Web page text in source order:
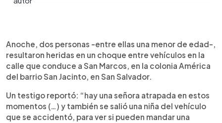
Escuchar artículo
Anoche, dos personas -entre ellas una menor de edad-,
resultaron heridas en un choque entre vehículos en la
calle que conduce a San Marcos, en la colonia América
del barrio San Jacinto, en San Salvador.
Un testigo reportó: “hay una señora atrapada en estos
momentos (…) y también se salió una niña del vehículo
que se accidentó, para ver si pueden mandar una